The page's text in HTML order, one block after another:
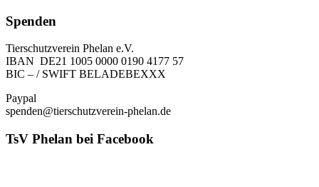
Spenden
Tierschutzverein Phelan e.V.
IBAN DE21 1005 0000 0190 4177 57
BIC – / SWIFT BELADEBEXXX
Paypal
spenden@tierschutzverein-phelan.de
TsV Phelan bei Facebook